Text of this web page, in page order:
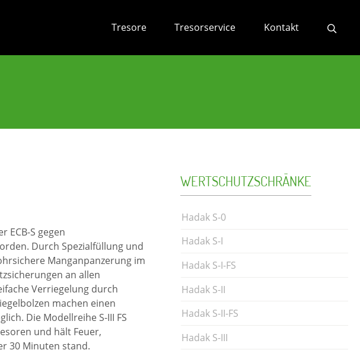
Tresore Tresorservice Kontakt
ECB-S gegen
Durch Spezialfüllung und
Manganpanzerung im
an allen
Verriegelung durch
machen einen
Die Modellreihe S-III FS
und hält Feuer,
30 Minuten stand.
WERTSCHUTZSCHRÄNKE
Hadak S-0
Hadak S-I
Hadak S-I-FS
Hadak S-II
Hadak S-II-FS
Hadak S-III